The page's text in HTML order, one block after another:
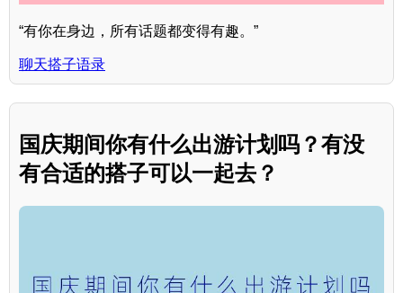
“有你在身边，所有话题都变得有趣。”
聊天搭子语录
国庆期间你有什么出游计划吗？有没
有合适的搭子可以一起去？